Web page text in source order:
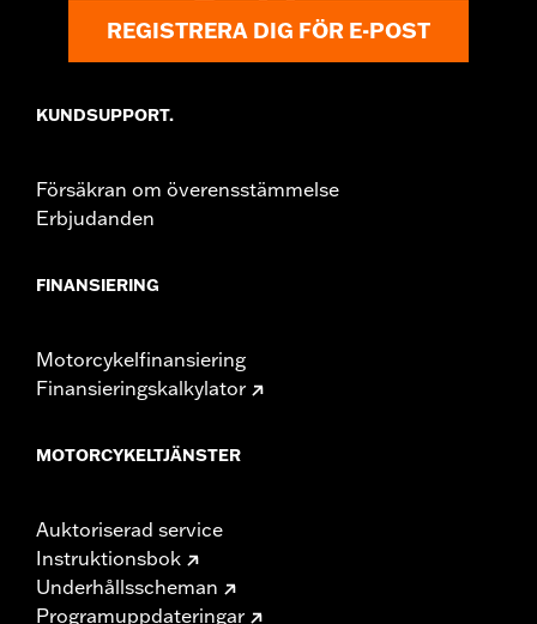
REGISTRERA DIG FÖR E-POST
KUNDSUPPORT.
Försäkran om överensstämmelse
Erbjudanden
FINANSIERING
Motorcykelfinansiering
Finansieringskalkylator
MOTORCYKELTJÄNSTER
Auktoriserad service
Instruktionsbok
Underhållsscheman
Programuppdateringar